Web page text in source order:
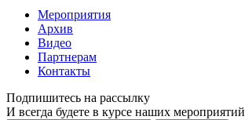
Мероприятия
Архив
Видео
Партнерам
Контакты
Подпишитесь на рассылку
И всегда будете в курсе наших мероприятий